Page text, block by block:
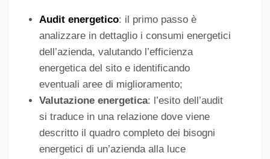
Audit energetico: il primo passo è
analizzare in dettaglio i consumi energetici
dell’azienda, valutando l’efficienza
energetica del sito e identificando
eventuali aree di miglioramento;
Valutazione energetica: l’esito dell’audit
si traduce in una relazione dove viene
descritto il quadro completo dei bisogni
energetici di un’azienda alla luce